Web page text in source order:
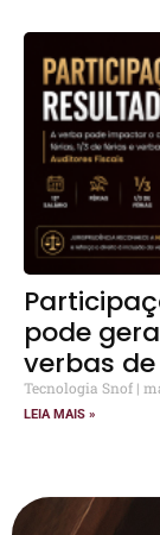
pode
verbas
Tecnologia Snof
LEIA MAIS »